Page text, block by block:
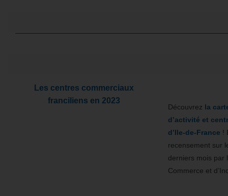
Les centres commerciaux
franciliens en 2023
Découvrez la
d’activité et
d’Ile-de-France !
recensement sur
derniers mois par
Commerce et